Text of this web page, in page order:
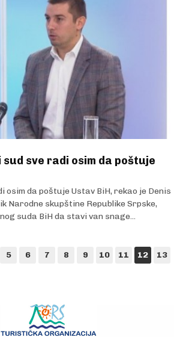
sud sve radi osim da poštuje
osim da poštuje Ustav BiH, rekao je Denis
Narodne skupštine Republike Srpske,
suda BiH da stavi van snage...
5 6 7 8 9 10 11 12
13